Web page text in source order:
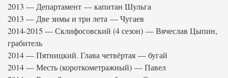
2013 — Департамент — капитан Шульга
2013 — Две зимы и три лета — Чугаев
2014-2015 — Склифосовский (4 сезон) — Вячеслав Цыпин,
грабитель
2014 — Пятницкий. Глава четвёртая — бугай
2014 — Месть (короткометражный) — Павел